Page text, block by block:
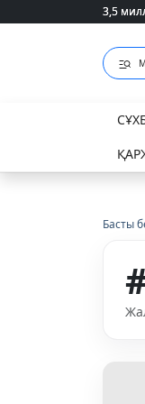
3,5
3,5
Басты